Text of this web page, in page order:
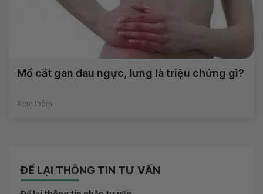
Mổ cắt gan đau ngực, lưng là triệu chứng gì?
Xem thêm
ĐỂ LẠI THÔNG TIN TƯ VẤN